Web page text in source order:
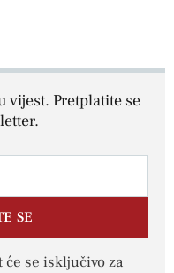
vijest. Pretplatite se
SE
se isključivo za